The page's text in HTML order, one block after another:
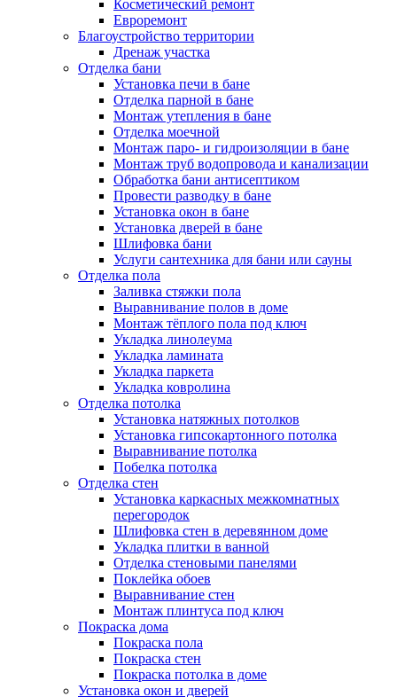
Косметический ремонт
Евроремонт
Благоустройство территории
Дренаж участка
Отделка бани
Установка печи в бане
Отделка парной в бане
Монтаж утепления в бане
Отделка моечной
Монтаж паро- и гидроизоляции в бане
Монтаж труб водопровода и канализации
Обработка бани антисептиком
Провести разводку в бане
Установка окон в бане
Установка дверей в бане
Шлифовка бани
Услуги сантехника для бани или сауны
Отделка пола
Заливка стяжки пола
Выравнивание полов в доме
Монтаж тёплого пола под ключ
Укладка линолеума
Укладка ламината
Укладка паркета
Укладка ковролина
Отделка потолка
Установка натяжных потолков
Установка гипсокартонного потолка
Выравнивание потолка
Побелка потолка
Отделка стен
Установка каркасных межкомнатных
перегородок
Шлифовка стен в деревянном доме
Укладка плитки в ванной
Отделка стеновыми панелями
Поклейка обоев
Выравнивание стен
Монтаж плинтуса под ключ
Покраска дома
Покраска пола
Покраска стен
Покраска потолка в доме
Установка окон и дверей